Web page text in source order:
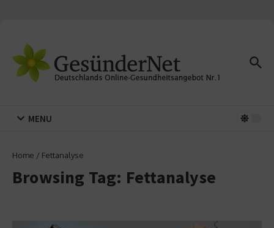
MENU
Home / Fettanalyse
Browsing Tag: Fettanalyse